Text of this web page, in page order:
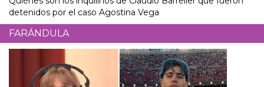
detenidos por el caso Agostina Vega
FARÁNDULA